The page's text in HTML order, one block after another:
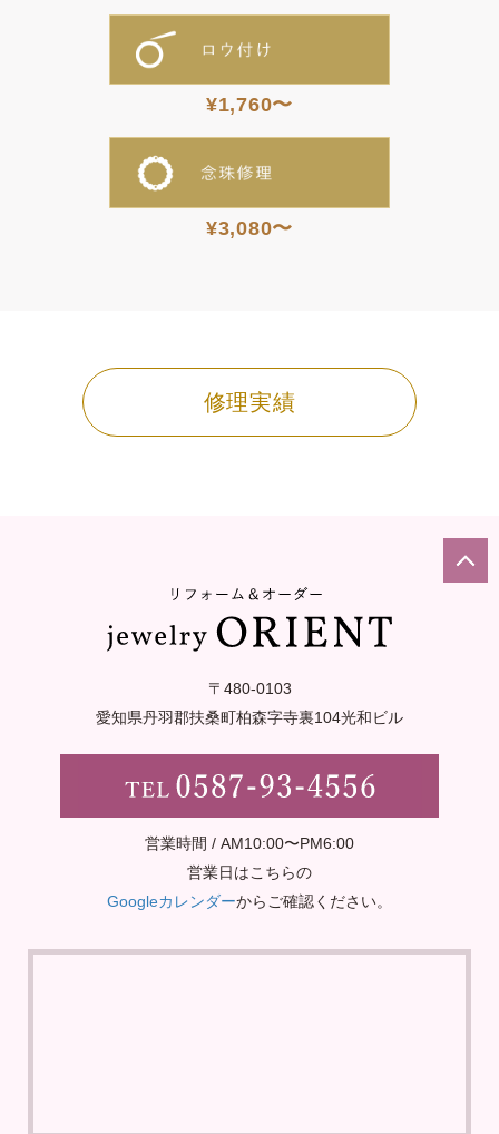
¥1,760〜
¥3,080〜
修理実績
〒480-0103
愛知県丹羽郡扶桑町柏森字寺裏104光和ビル
営業時間 / AM10:00〜PM6:00
営業日はこちらの
Googleカレンダーからご確認ください。